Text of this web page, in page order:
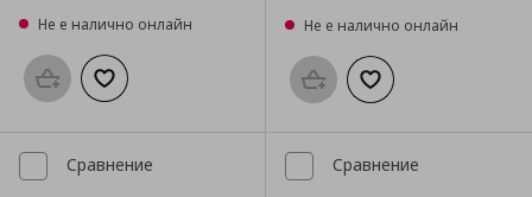
Не е налично онлайн
Προσθήκη στο καλάθι
Добави към списъка с любими
Не е налично онлайн
Προσθήκη στο καλάθι
Добави към
Сравнение Сравнение